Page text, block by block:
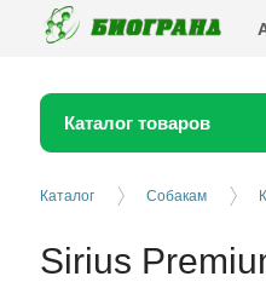
Каталог товаров
Каталог Собакам
Sirius